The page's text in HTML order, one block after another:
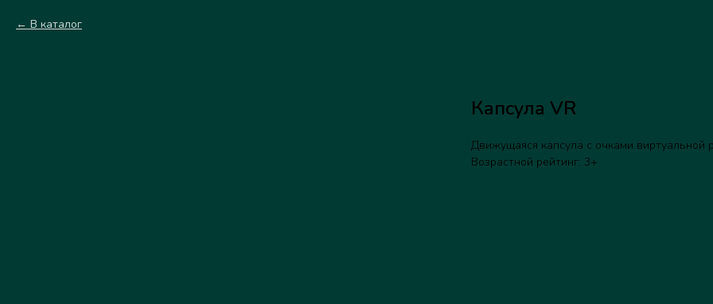
В каталог
Капсула VR
Движущаяся капсула с очками виртуальной
Возрастной рейтинг: 3+